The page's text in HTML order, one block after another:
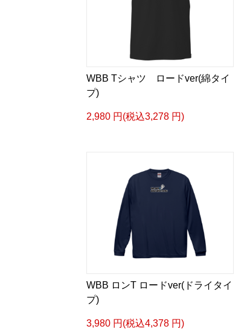
WBB Tシャツ ロードver(綿タイ
プ)
2,980 円(税込3,278 円)
WBB ロンT ロードver(ドライタイ
プ)
3,980 円(税込4,378 円)